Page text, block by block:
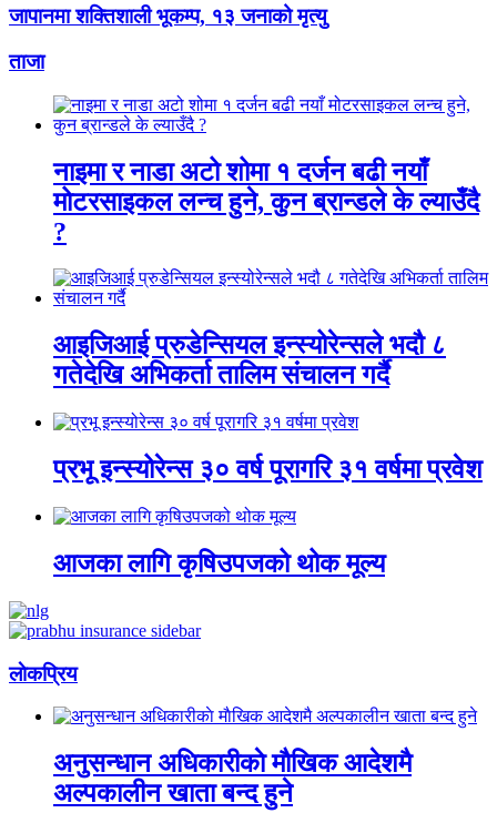
जापानमा शक्तिशाली भूकम्प, १३ जनाको मृत्यु
ताजा
नाइमा र नाडा अटो शोमा १ दर्जन बढी नयाँ
मोटरसाइकल लन्च हुने, कुन ब्रान्डले के ल्याउँदै
?
आइजिआई प्रुडेन्सियल इन्स्योरेन्सले भदौ ८
गतेदेखि अभिकर्ता तालिम संचालन गर्दै
प्रभू इन्स्योरेन्स ३० वर्ष पूरागरि ३१ वर्षमा प्रवेश
आजका लागि कृषिउपजको थोक मूल्य
लाेकप्रिय
अनुसन्धान अधिकारीकाे माैखिक आदेशमै
अल्पकालीन खाता बन्द हुने